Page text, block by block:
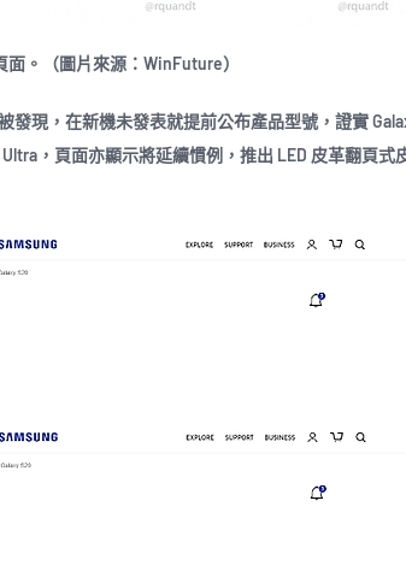
面。（圖片來源：WinFuture）
現，在新機未發表就提前公布產品型號，證實
Ultra，頁面亦顯示將延續慣例，推出 LED 皮革翻頁